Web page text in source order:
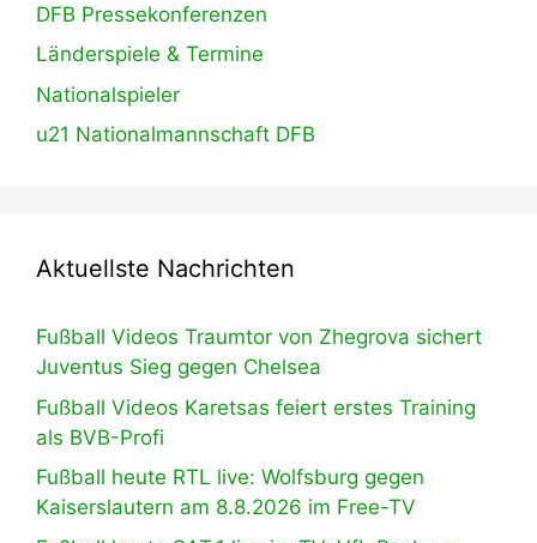
DFB Pressekonferenzen
Länderspiele & Termine
Nationalspieler
u21 Nationalmannschaft DFB
Aktuellste Nachrichten
Fußball Videos Traumtor von Zhegrova sichert
Juventus Sieg gegen Chelsea
Fußball Videos Karetsas feiert erstes Training
als BVB-Profi
Fußball heute RTL live: Wolfsburg gegen
Kaiserslautern am 8.8.2026 im Free-TV